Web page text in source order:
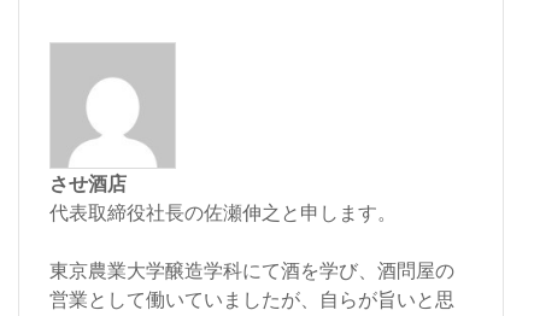
させ酒店
代表取締役社長の佐瀬伸之と申します。
東京農業大学醸造学科にて酒を学び、酒問屋の
営業として働いていましたが、自らが旨いと思